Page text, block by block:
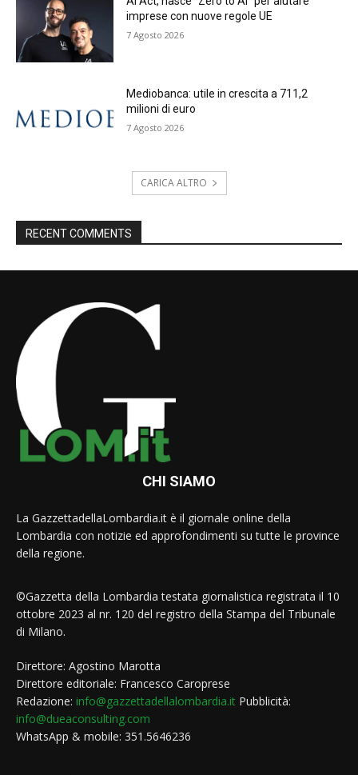
imprese con nuove regole UE
7 Agosto 2026
Mediobanca: utile in crescita a 711,2
milioni di euro
7 Agosto 2026
CARICA ALTRO
RECENT COMMENTS
CHI SIAMO
La GazzettadellaLombardia.it è il giornale online della
Lombardia con notizie ed approfondimenti su tutte le province
della regione.
©Gazzetta della Lombardia testata giornalistica registrata il 10
ottobre 2023 al nr. 120 del registro della Stampa del Tribunale
di Milano.
Direttore: Agostino Marotta
Direttore editoriale: Francesco Caroprese
Redazione: info@gazzettadellalombardia.it Pubblicità:
info@dueaconsulting.com
WhatsApp & mobile: 351.5646236